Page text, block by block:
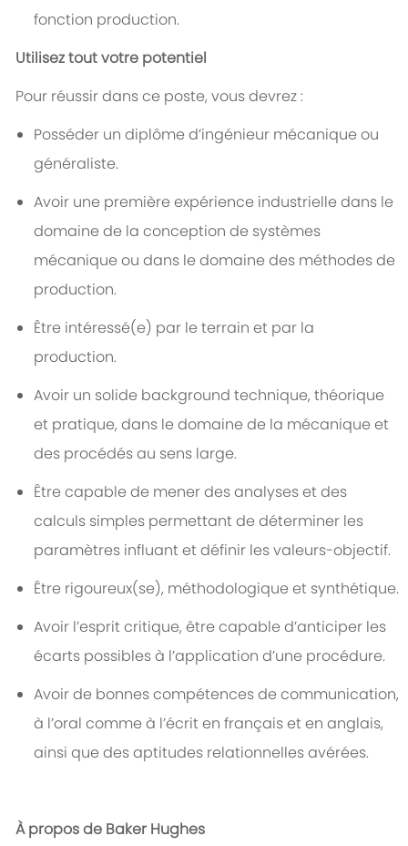
fonction production.
Utilisez tout votre potentiel
Pour réussir dans ce poste, vous devrez :
Posséder un diplôme d’ingénieur mécanique ou
généraliste.
Avoir une première expérience industrielle dans le
domaine de la conception de systèmes
mécanique ou dans le domaine des méthodes de
production.
Être intéressé(e) par le terrain et par la
production.
Avoir un solide background technique, théorique
et pratique, dans le domaine de la mécanique et
des procédés au sens large.
Être capable de mener des analyses et des
calculs simples permettant de déterminer les
paramètres influant et définir les valeurs-objectif.
Être rigoureux(se), méthodologique et synthétique.
Avoir l’esprit critique, être capable d’anticiper les
écarts possibles à l’application d’une procédure.
Avoir de bonnes compétences de communication,
à l’oral comme à l’écrit en français et en anglais,
ainsi que des aptitudes relationnelles avérées.
À propos de Baker Hughes